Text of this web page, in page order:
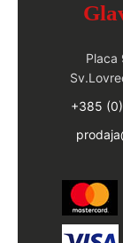
Placa
+385